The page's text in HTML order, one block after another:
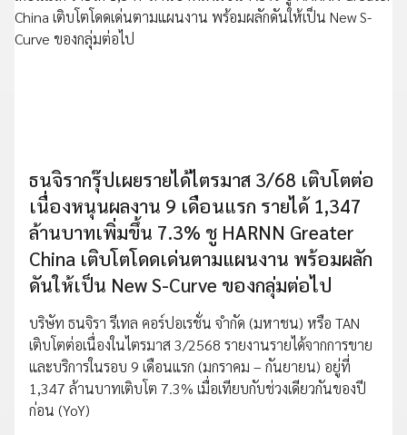
ธนจิรากรุ๊ปเผยรายได้ไตรมาส 3/68 เติบโตต่อ
เนื่องหนุนผลงาน 9 เดือนแรก รายได้ 1,347
ล้านบาทเพิ่มขึ้น 7.3% ชู HARNN Greater
China เติบโตโดดเด่นตามแผนงาน พร้อมผลัก
ดันให้เป็น New S-Curve ของกลุ่มต่อไป
บริษัท ธนจิรา รีเทล คอร์ปอเรชั่น จำกัด (มหาชน) หรือ TAN
เติบโตต่อเนื่องในไตรมาส 3/2568 รายงานรายได้จากการขาย
และบริการในรอบ 9 เดือนแรก (มกราคม – กันยายน) อยู่ที่
1,347 ล้านบาทเติบโต 7.3% เมื่อเทียบกับช่วงเดียวกันของปี
ก่อน (YoY)